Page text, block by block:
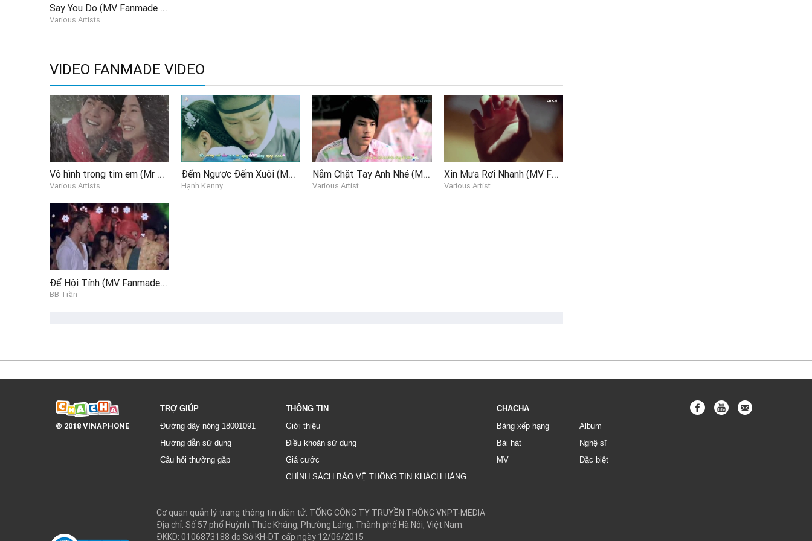
The night street walking alone could be so lonely like this
After break-up, after good-bye I learned
Can you feel it, can you feel my heart
On such a windy day, the one I long for is you
Do you forget the guy who loved you like crazy
He is still waiting for you to come
I miss you so much Miss you so bad as if I lost my mind
Can you feel it, can you feel my heart
바람 부는 이런 날엔 넌 어디서 뭘 하는지
오늘 따라 오늘 따라 궁금해
너무 쉽게 잊혀 지면 흩날리는 저 꽃잎처럼
그 거리에 널 부르며 서 있어
미치도록 널 사랑한 남자가 있었어
그 남잔 말야 아직도 네 추억에 살아
네가 너무 그리워 네가 너무 그리워 정신 못 차릴 만큼
느껴지니, 느껴지니 내 맘이
혼자 걷는 밤거리가 이렇게나 쓸쓸한지
바람 부는 이런 날에 그리운 사람 너야
미치도록 널 사랑한 남잘 넌 잊었니
그 남잔 말야 아직도 너 오길 기다려
Say You Do (MV Fanmade Việt)
Various Artists
VIDEO FANMADE VIDEO
Vô hình trong tim em (Mr Siro MV Fanmade)
Various Artists
Đếm Ngược Đếm Xuôi (MV Fanmade)
Hạnh Kenny
Nắm Chặt Tay Anh Nhé (MV Fanmade)
Various Artist
Xin Mưa Rơi Nhanh (MV Fanmade)
Various Artist
Để Hội Tính (MV Fanmade, BB Trần)
BB Trần
© 2018 VINAPHONE
TRỢ GIÚP
Đường dây nóng 18001091
Hướng dẫn sử dụng
Câu hỏi thường gặp
THÔNG TIN
Giới thiệu
Điều khoản sử dụng
Giá cước
CHÍNH SÁCH BẢO VỆ THÔNG TIN KHÁCH HÀNG
CHACHA
Bảng xếp hạng
Bài hát
MV
Album
Nghệ sĩ
Đặc biệt
Cơ quan quản lý trang thông tin điện tử: TỔNG CÔNG TY TRUYỀN THÔNG VNPT-MEDIA
Địa chỉ: Số 57 phố Huỳnh Thúc Kháng, Phường Láng, Thành phố Hà Nội, Việt Nam.
ĐKKD: 0106873188 do Sở KH-DT cấp ngày 12/06/2015